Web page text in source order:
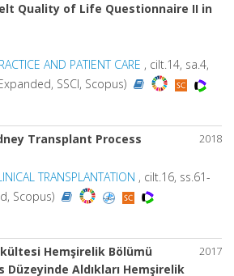
Quality of Life Questionnaire II in
AND PATIENT CARE , cilt.14, sa.4,
SSCI, Scopus)
2018
Transplant Process
TRANSPLANTATION , cilt.16, ss.61-
Scopus)
2017
Hemşirelik Bölümü
Düzeyinde Aldıkları Hemşirelik